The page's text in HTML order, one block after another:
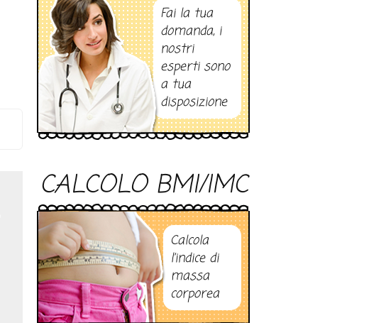
Fai la tua
domanda, i
nostri
esperti sono
a tua
disposizione
CALCOLO BMI/IMC
Calcola
l’indice di
massa
corporea